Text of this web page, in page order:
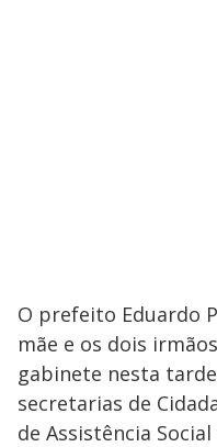
O prefeito Eduardo
mãe e os dois
gabinete nesta
secretarias de
de Assistência